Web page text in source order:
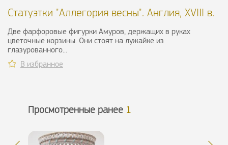
Статуэтки "Аллегория весны". Англия, XVIII в.
Две фарфоровые фигурки Амуров, держащих в руках
цветочные корзины. Они стоят на лужайке из
глазурованного...
В избранное
Просмотренные ранее 1